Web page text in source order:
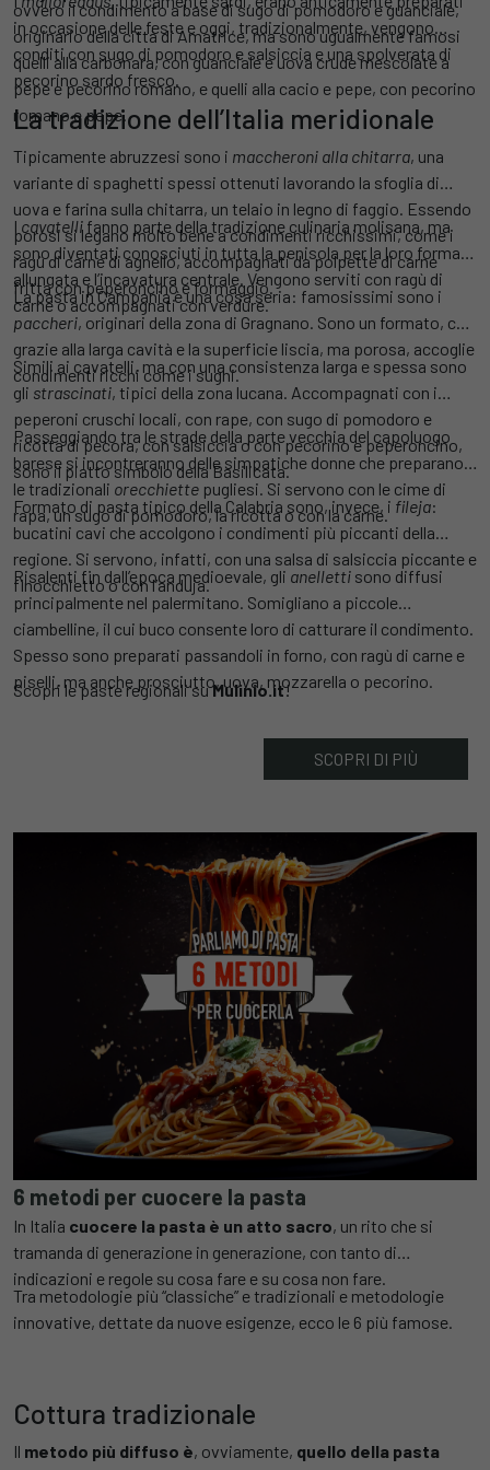
ovvero il condimento a base di sugo di pomodoro e guanciale,
originario della città di Amatrice, ma sono ugualmente famosi
quelli alla carbonara, con guanciale e uova crude mescolate a
pepe e pecorino romano, e quelli alla cacio e pepe, con pecorino
romano e pepe.
in occasione delle feste e oggi, tradizionalmente, vengono
conditi con sugo di pomodoro e salsiccia e una spolverata di
pecorino sardo fresco.
La tradizione dell’Italia meridionale
Tipicamente abruzzesi sono i maccheroni alla chitarra, una
variante di spaghetti spessi ottenuti lavorando la sfoglia di
uova e farina sulla chitarra, un telaio in legno di faggio. Essendo
porosi si legano molto bene a condimenti ricchissimi, come i
ragù di carne di agnello, accompagnati da polpette di carne
fritta con peperoncino e formaggio.
I cavatelli fanno parte della tradizione culinaria molisana, ma
sono diventati conosciuti in tutta la penisola per la loro forma
allungata e l’incavatura centrale. Vengono serviti con ragù di
carne o accompagnati con verdure.
La pasta in Campania è una cosa seria: famosissimi sono i
paccheri, originari della zona di Gragnano. Sono un formato, che
grazie alla larga cavità e la superficie liscia, ma porosa, accoglie
condimenti ricchi come i sughi.
Simili ai cavatelli, ma con una consistenza larga e spessa sono
gli strascinati, tipici della zona lucana. Accompagnati con i
peperoni cruschi locali, con rape, con sugo di pomodoro e
ricotta di pecora, con salsiccia o con pecorino e peperoncino,
sono il piatto simbolo della Basilicata.
Passeggiando tra le strade della parte vecchia del capoluogo
barese si incontreranno delle simpatiche donne che preparano
le tradizionali orecchiette pugliesi. Si servono con le cime di
rapa, un sugo di pomodoro, la ricotta o con la carne.
Formato di pasta tipico della Calabria sono, invece, i fileja:
bucatini cavi che accolgono i condimenti più piccanti della
regione. Si servono, infatti, con una salsa di salsiccia piccante e
finocchietto o con l’anduja.
Risalenti fin dall’epoca medioevale, gli anelletti sono diffusi
principalmente nel palermitano. Somigliano a piccole
ciambelline, il cui buco consente loro di catturare il condimento.
Spesso sono preparati passandoli in forno, con ragù di carne e
piselli, ma anche prosciutto, uova, mozzarella o pecorino.
Scopri le paste regionali suMulinio.it!
SCOPRI DI PIÙ
6 metodi per cuocere la pasta
In Italia cuocere la pasta è un atto sacro, un rito che si
tramanda di generazione in generazione, con tanto di
indicazioni e regole su cosa fare e su cosa non fare.
Tra metodologie più “classiche” e tradizionali e metodologie
innovative, dettate da nuove esigenze, ecco le 6 più famose.
Cottura tradizionale
Il metodo più diffuso è, ovviamente, quello della pasta